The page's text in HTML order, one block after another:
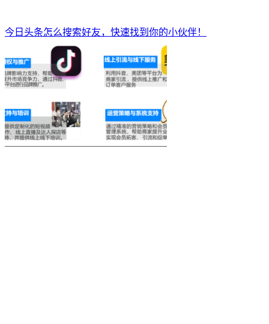
今日头条怎么搜索好友，快速找到你的小伙伴！